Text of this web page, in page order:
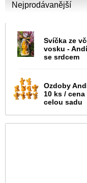
Nejprodávanější
Svíčka ze
vosku -
se srdcem
Ozdoby
10 ks / cena
celou sadu